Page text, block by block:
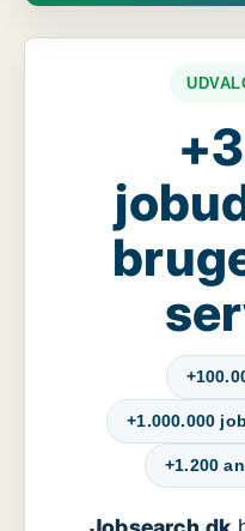
+1.000.000
+1.200